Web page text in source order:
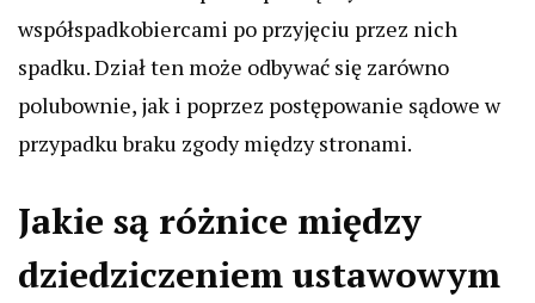
współspadkobiercami po przyjęciu przez nich
spadku. Dział ten może odbywać się zarówno
polubownie, jak i poprzez postępowanie sądowe w
przypadku braku zgody między stronami.
Jakie są różnice między
dziedziczeniem ustawowym